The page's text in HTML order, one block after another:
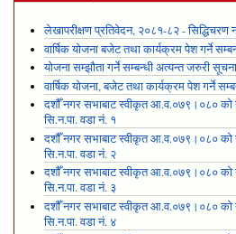
लेखापरीक्षण प्रतिवेदन, २०८१-८२ - सिद्धिचरण
वार्षिक योजना बजेट तथा कार्यक्रम पेश गर्ने
योजना सम्झौता गर्ने सम्बन्धी अत्यन्त जरुरी सूचना
वार्षिक योजना, बजेट तथा कार्यक्रम पेश गर्ने
दशौँ नगर सभाबाट स्वीकृत आ.व.०७९।०८० को
सि.न.पा. वडा नं. १
दशौँ नगर सभाबाट स्वीकृत आ.व.०७९।०८० को
सि.न.पा. वडा नं. २
दशौँ नगर सभाबाट स्वीकृत आ.व.०७९।०८० को
सि.न.पा. वडा नं. ३
दशौँ नगर सभाबाट स्वीकृत आ.व.०७९।०८० को
सि.न.पा. वडा नं. ४